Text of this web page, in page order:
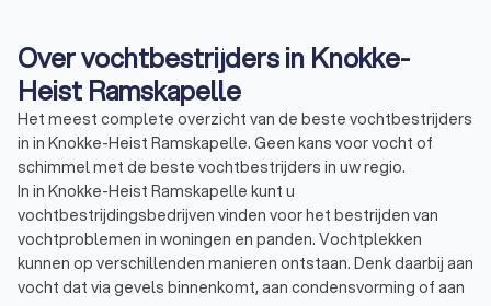
Over vochtbestrijders in Knokke-
Heist Ramskapelle
Het meest complete overzicht van de beste vochtbestrijders
in in Knokke-Heist Ramskapelle. Geen kans voor vocht of
schimmel met de beste vochtbestrijders in uw regio.
In in Knokke-Heist Ramskapelle kunt u
vochtbestrijdingsbedrijven vinden voor het bestrijden van
vochtproblemen in woningen en panden. Vochtplekken
kunnen op verschillenden manieren ontstaan. Denk daarbij aan
vocht dat via gevels binnenkomt, aan condensvorming of aan